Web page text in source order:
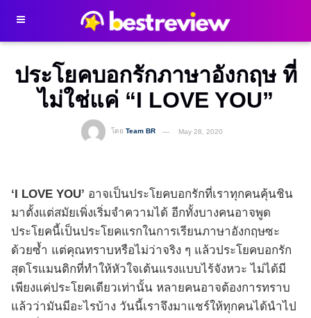
ประโยคบอกรักภาษาอังกฤษ ที่
ไม่ใช่แค่ “I LOVE YOU”
โดย Team BR May 28, 2020
‘I LOVE YOU’ อาจเป็นประโยคบอกรักที่เราทุกคนคุ้นชิน
มาตั้งแต่สมัยเพิ่งเริ่มจำความได้ อีกทั้งบางคนอาจพูด
ประโยคนี้เป็นประโยคแรกในการเรียนภาษาอังกฤษซะ
ด้วยซ้ำ แต่คุณทราบหรือไม่ว่าจริง ๆ แล้วประโยคบอกรัก
สุดโรแมนติกที่ทำให้หัวใจเต้นแรงแบบไร้จังหวะ ไม่ได้มี
เพียงแค่ประโยคเดียวเท่านั้น หลายคนอาจต้องการทราบ
แล้วว่ามันมีอะไรบ้าง วันนี้เราจึงมาแชร์ให้ทุกคนได้นำไป